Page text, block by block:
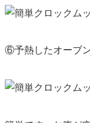
⑥予熱したオーブ